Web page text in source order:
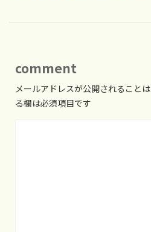
comment
メールアドレスが公開されることは
る欄は必須項目です